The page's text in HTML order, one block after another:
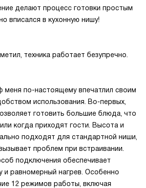
делают процесс готовки простым
вписался в кухонную нишу!
техника работает безупречно.
меня по-настоящему впечатлил своим
использования. Во-первых,
готовить большие блюда, что
когда приходят гости. Высота и
подходят для стандартной ниши,
проблем при встраивании.
подключения обеспечивает
и равномерный нагрев. Особенно
12 режимов работы, включая